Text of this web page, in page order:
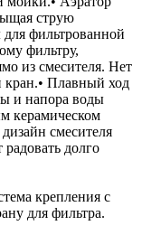
струю
фильтрованной
фильтру,
из смесителя. Нет
кран.• Плавный ход
и напора воды
керамическом
смесителя
долго
крепления с
для фильтра.